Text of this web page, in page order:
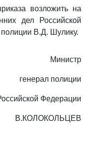
возложить на
дел Российской
В.Д. Шулику.
Министр
генерал полиции
Федерации
В.КОЛОКОЛЬЦЕВ